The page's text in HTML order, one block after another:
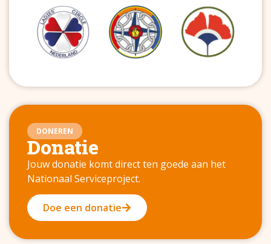
DONEREN
Donatie
Jouw donatie komt direct ten goede aan het
Nationaal Serviceproject.
Doe een donatie